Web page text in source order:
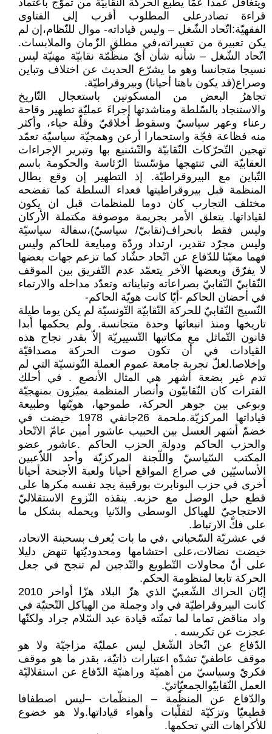
ويتغافل عمدا عمّا يطبع الحركة النّقابيّة من تموّج باعتماد
قراءة تصادرعلى المطلوب أقرب إلى الفتاوى
الفقهيّة:اتّحاد الشّغل – وليس قياداته- موال للنّظام،إن لم
يكن تعبيرة من تعبيراته،في مطلق الزّمان والملابسات.
اتّحاد الشّغل – شأنه شأن أيّ منظّمّة نقابيّة مهنيّة ليس
نسيجا متجانسا وهو ما يشرّع الحديث عن اختلاف وتباين
وصراع(قد يكون باهتا أحيانا) وبيروقراطيّة.
تجاهرُ البعض من المسكونين باستعجال التّاريخ
والاستنجاد بالسّلطة ومناشدتها إجراءَ عمليّة تطهير وقاحة
رعناء وعهر سياسيّ وسقوط أخلاقيّ وقلّة حياء، وأكثر
منه فظاعة فجّة واستحمارا أرعن وهمجيّة سياسيّة تعمّد
تهجين التّحرّكات النّقابيّة والتّشنيع بها وتبرير الإجراءات
العقابيّة التي تنتهجها مؤسّستا الرّئاسة والحكومة باسم
التّباين مع البيروقراطيّة. إذ التطهير إن وقع يطال
المنظمة قبل بيروقراطيتها فعداء السلطة كما تفضحه
مختلف التجارب كان دوما للمنظمات قبل ان يكون
لقياداتها. يتعلق الأمر بجريمة موصوفة مكتملة الأركان
وليس فقط بانحراف(نقابيّ/ سياسيّ)،سفالة سياسيّة
وليس مجرّد تقدير، ارتداد وردّة ومبايعة للحاكم وليس
فهما معيّنا للدّفاع عن اتّحاد حشّاد كما تزعم جهات بعضها
لا يفرّق وبعضها الآخر يتعمّد عدم التّفريق بين الموقف
النّقابيّ النّقابيّ بصراعاته وتبايناته وتعدّد مداخله والارتماء
في أحضان الحاكم -أيّا كانت هويّة الحاكم-
النّسيج النّقابيّ للحركة النّقابيّة التّونسيّة لم يكن يوما طيلة
تاريخها ومنذ انبعاثها وحدة متجانسة. ولم يحكمها أبدا
قانون التّماثل مع مكاتبها التّسييريّة إلاّ بقدر نجاح هذه
القيادات في أن تكون صوت الحركة مصداقيّة
وإخلاصا.لعلّ تجربة جامعة عموم العملة التّونسيّة التي لم
تدم غير بضعة أشهر هي المثال الأنصع . في أحلك
الفترات كان النّقابيّون وأنصار المنظمة يميّزون بمنهجيّة
وبوعي بين جوهر الحركة، طموحها، هويّتها وطبيعة
قياداتها المركزيّة.ملحمة 26جانفي 1978 خيضت في
خضمّ أشهر العسل بين الحبيب عاشور أمين عامّ الاتّحاد
والحزب الحاكم ودولة الحزب الحاكم .عاشور عضو
المكتب السّياسيّ واللّجنة المركزيّة وأحد اللاّعبين
الأساسيّين في صراع المواقع أحيانا ولعبة الأجنحة أحيانا
أخرى في حزب البونابرت بورقيبة يجد نفسه مكرها على
قطع حبل الوصل مع حزبه. ينقذه النّزوع الاستقلاليّ
الاحتجاجيّ للهياكل الوسطى والدّنيا ويحمله بشكل ما
على فكّ الارتباط.
في عشريّة السّحباني ،في ما بات يُعرف بسحبنة الاتحاد،
خيضت نضالات،على احتشامها ومحدوديّتها تنهض دليلا
على أنّ محاولات التّطويع والتّدجين لم تنجح في جعل
الحركة تابعا لمنظومة الحكم.
إبّان الحراك الشّعبيّ الذي هزّ البلاد هزّا أواخر 2010
كانت البيروقراطيّة في واد وجملة من الهياكل التّحتيّة في
واد مناقض تماما لما تمنّته قيادة عبد السّلام جراد ولكنّها
عجزت عن تكريسه .
الدّفاع عن اتّحاد الشّغل ليس عمليّة مزاجيّة ولا هو
موقف عاطفيّ تشدّه اعتبارات ذاتيّة، بقدر ما هو موقف
فكريّ وسياسيّ من أهميّة وراهنيّة الدّفاع عن استقلاليّة
العمل النّقابيّوالجمعيّاتيّ.
والدّفاع عن المنظّمة – المنظّمات –ليس اصطفافا
قطيعيّا وتزكيّة لتقلّبات وأهواء قياداتها.ولا هو خضوع
للأكراهات التي تحكمها.